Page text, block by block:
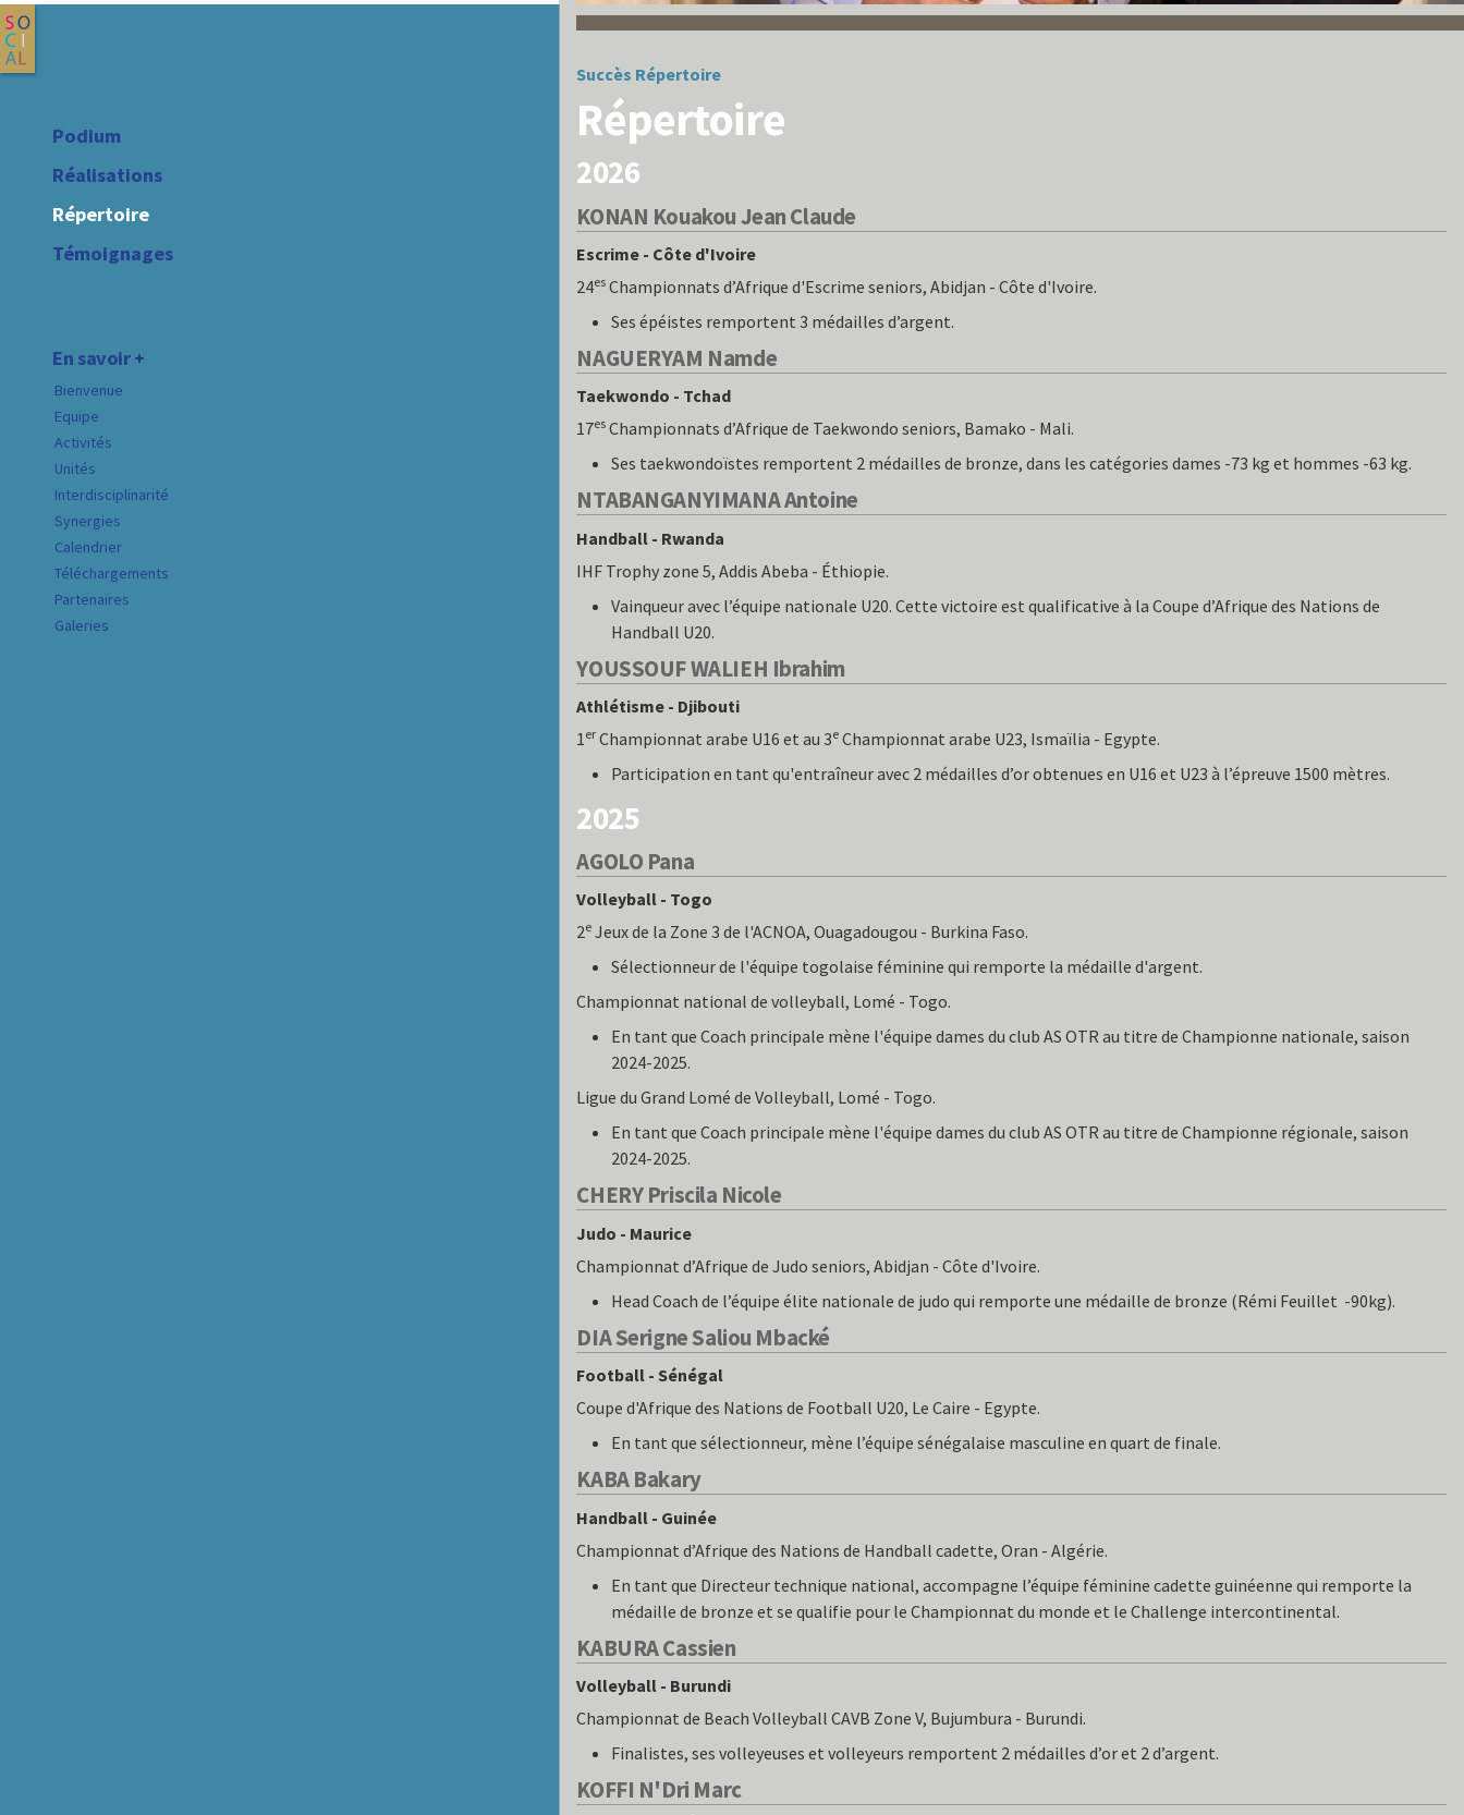
Podium
Réalisations
Répertoire
Témoignages
En savoir +
Bienvenue
Equipe
Activités
Unités
Interdisciplinarité
Synergies
Calendrier
Téléchargements
Partenaires
Galeries
Succès Répertoire
Répertoire
2026
KONAN Kouakou Jean Claude
Escrime - Côte d'Ivoire
24es Championnats d’Afrique d'Escrime seniors, Abidjan - Côte d'Ivoire.
Ses épéistes remportent 3 médailles d’argent.
NAGUERYAM Namde
Taekwondo - Tchad
17es Championnats d’Afrique de Taekwondo seniors, Bamako - Mali.
Ses taekwondoïstes remportent 2 médailles de bronze, dans les catégories dames -73 kg et hommes -63 kg.
NTABANGANYIMANA Antoine
Handball - Rwanda
IHF Trophy zone 5, Addis Abeba - Éthiopie.
Vainqueur avec l’équipe nationale U20. Cette victoire est qualificative à la Coupe d’Afrique des Nations de
Handball U20.
YOUSSOUF WALIEH Ibrahim
Athlétisme - Djibouti
1er Championnat arabe U16 et au 3e Championnat arabe U23, Ismaïlia - Egypte.
Participation en tant qu'entraîneur avec 2 médailles d’or obtenues en U16 et U23 à l’épreuve 1500 mètres.
2025
AGOLO Pana
Volleyball - Togo
2e Jeux de la Zone 3 de l'ACNOA, Ouagadougou - Burkina Faso.
Sélectionneur de l'équipe togolaise féminine qui remporte la médaille d'argent.
Championnat national de volleyball, Lomé - Togo.
En tant que Coach principale mène l'équipe dames du club AS OTR au titre de Championne nationale, saison
2024-2025.
Ligue du Grand Lomé de Volleyball, Lomé - Togo.
En tant que Coach principale mène l'équipe dames du club AS OTR au titre de Championne régionale, saison
2024-2025.
CHERY Priscila Nicole
Judo - Maurice
Championnat d’Afrique de Judo seniors, Abidjan - Côte d'Ivoire.
Head Coach de l’équipe élite nationale de judo qui remporte une médaille de bronze (Rémi Feuillet -90kg).
DIA Serigne Saliou Mbacké
Football - Sénégal
Coupe d'Afrique des Nations de Football U20, Le Caire - Egypte.
En tant que sélectionneur, mène l’équipe sénégalaise masculine en quart de finale.
KABA Bakary
Handball - Guinée
Championnat d’Afrique des Nations de Handball cadette, Oran - Algérie.
En tant que Directeur technique national, accompagne l’équipe féminine cadette guinéenne qui remporte la
médaille de bronze et se qualifie pour le Championnat du monde et le Challenge intercontinental.
KABURA Cassien
Volleyball - Burundi
Championnat de Beach Volleyball CAVB Zone V, Bujumbura - Burundi.
Finalistes, ses volleyeuses et volleyeurs remportent 2 médailles d’or et 2 d’argent.
KOFFI N'Dri Marc